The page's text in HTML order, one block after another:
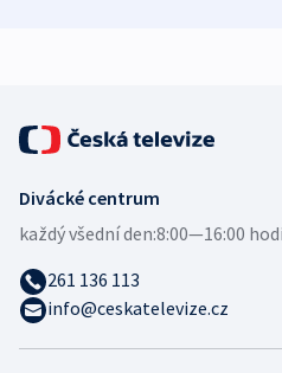
Divácké centrum
každý všední den:8:00—16:00
261 136 113
info@ceskatelevize.cz